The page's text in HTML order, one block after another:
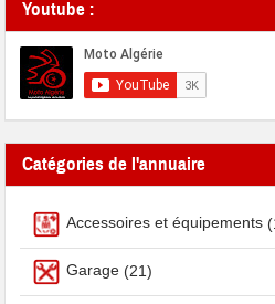
Youtube :
Catégories de l'annuaire
Accessoires et équipements
Garage (21)